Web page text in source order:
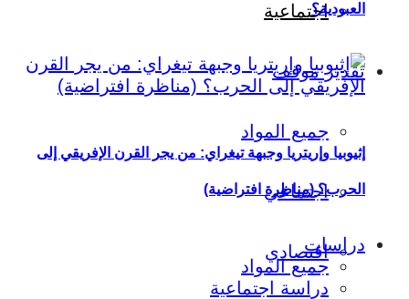
اجتماعية
تقدير موقف
جميع المواد
اجتماعي
اقتصادي
العبودية؟
إثيوبيا وإريتريا وجبهة تيغراي: من يجر القرن الإفريقي إلى
الحرب؟ (مناظرة افتراضية)
دراسات
جميع المواد
دراسة اجتماعية